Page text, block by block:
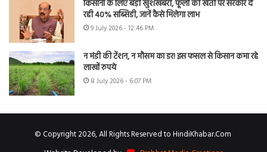
किसानों के लिए बड़ी खुशखबरी, फूलों की खेती पर सरकार दे
रही 40% सब्सिडी, जानें कैसे मिलेगा लाभ
9 July 2026 - 12:46 PM
न मंडी की टेंशन, न मौसम का डर! इस फसल से किसान कमा रहे
लाखों रुपये
8 July 2026 - 6:07 PM
© Copyright 2026, All Rights Reserved to HindiKhabar.Com